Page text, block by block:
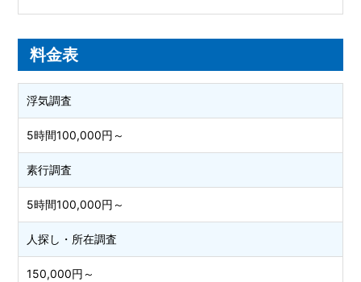
料金表
浮気調査
5時間100,000円～
素行調査
5時間100,000円～
人探し・所在調査
150,000円～